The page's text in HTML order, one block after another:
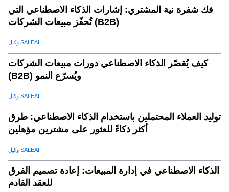
فك شفرة نية المشتري: إشارات الذكاء الاصطناعي التي
تُحفّز مبيعات الشركات (B2B)
وكيل SALEAI
كيف يُقصّر الذكاء الاصطناعي دورات مبيعات الشركات
(B2B) ويُسرّع النمو
وكيل SALEAI
توليد العملاء المحتملين باستخدام الذكاء الاصطناعي: طرق
أكثر ذكاءً للعثور على مشترين مؤهلين
وكيل SALEAI
الذكاء الاصطناعي في إدارة المبيعات: إعادة تصميم الفرق
للعقد القادم